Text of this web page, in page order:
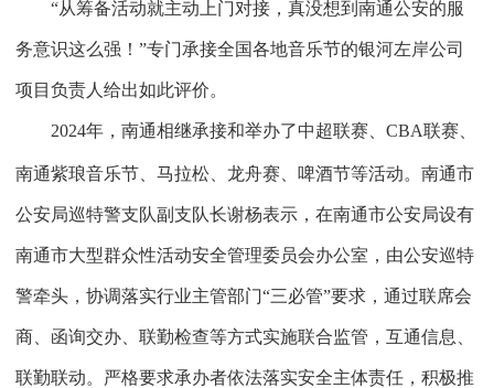
“从筹备活动就主动上门对接，真没想到南通公安的服
务意识这么强！”专门承接全国各地音乐节的银河左岸公司
项目负责人给出如此评价。
2024年，南通相继承接和举办了中超联赛、CBA联赛、
南通紫琅音乐节、马拉松、龙舟赛、啤酒节等活动。南通市
公安局巡特警支队副支队长谢杨表示，在南通市公安局设有
南通市大型群众性活动安全管理委员会办公室，由公安巡特
警牵头，协调落实行业主管部门“三必管”要求，通过联席会
商、函询交办、联勤检查等方式实施联合监管，互通信息、
联勤联动。严格要求承办者依法落实安全主体责任，积极推